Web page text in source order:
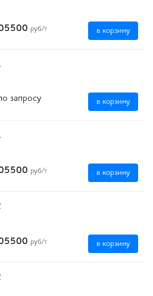
руб/т в корзину
запросу в корзину
руб/т в корзину
руб/т в корзину